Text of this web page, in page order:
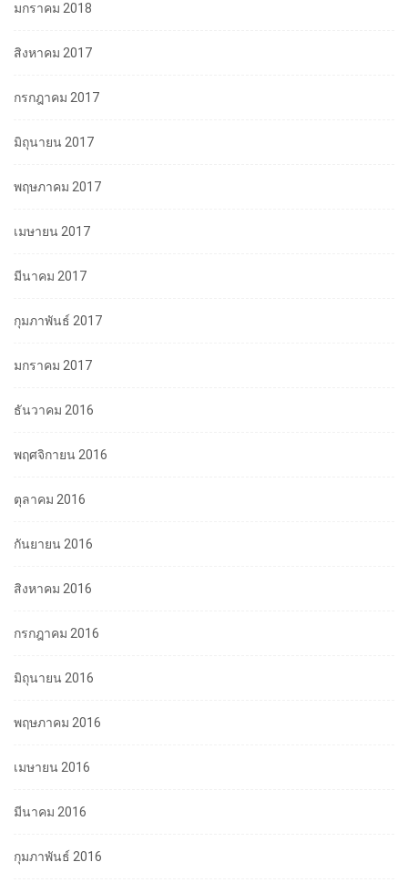
มกราคม 2018
สิงหาคม 2017
กรกฎาคม 2017
มิถุนายน 2017
พฤษภาคม 2017
เมษายน 2017
มีนาคม 2017
กุมภาพันธ์ 2017
มกราคม 2017
ธันวาคม 2016
พฤศจิกายน 2016
ตุลาคม 2016
กันยายน 2016
สิงหาคม 2016
กรกฎาคม 2016
มิถุนายน 2016
พฤษภาคม 2016
เมษายน 2016
มีนาคม 2016
กุมภาพันธ์ 2016